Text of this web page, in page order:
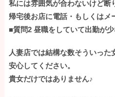
私には雰囲気が合わないけど断
帰宅後お店に電話・もしくはメ
■質問2 昼職をしていて出勤が少
人妻店では結構な数そういっ
安心してください。
貴女だけではありません♪